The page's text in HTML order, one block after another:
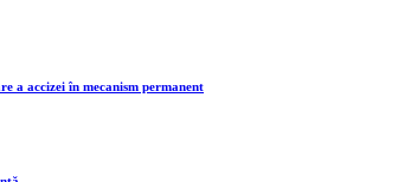
a accizei în mecanism permanent